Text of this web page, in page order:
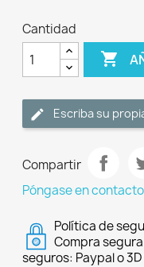
Cantidad

Escriba su
Compartir
Póngase en
Política de
Compra
seguros: Paypal o